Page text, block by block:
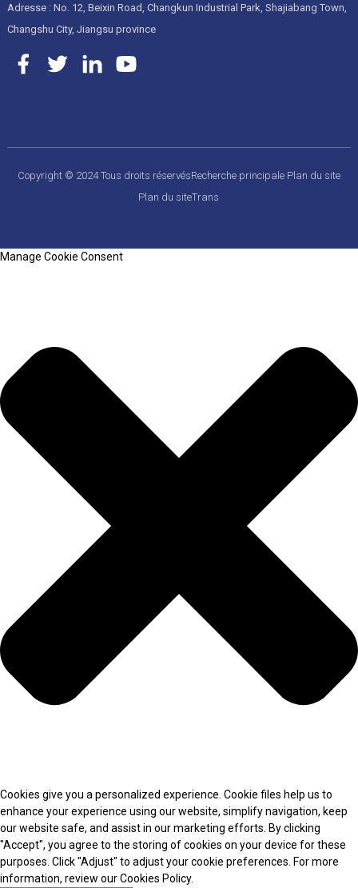
Adresse : No. 12, Beixin Road, Changkun Industrial Park, Shajiabang Town,
Changshu City, Jiangsu province
Copyright © 2024 Tous droits réservésRecherche principale Plan du site
Plan du siteTrans
Manage Cookie Consent
Cookies give you a personalized experience. Cookie files help us to
enhance your experience using our website, simplify navigation, keep
our website safe, and assist in our marketing efforts. By clicking
"Accept", you agree to the storing of cookies on your device for these
purposes. Click "Adjust" to adjust your cookie preferences. For more
information, review our Cookies Policy.